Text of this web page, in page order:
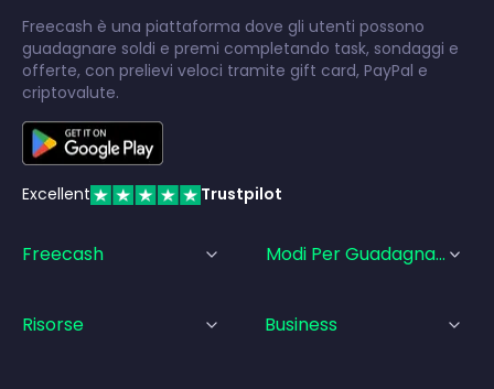
Freecash è una piattaforma dove gli utenti possono
guadagnare soldi e premi completando task, sondaggi e
offerte, con prelievi veloci tramite gift card, PayPal e
criptovalute.
Excellent Trustpilot
Freecash Modi Per Guadagnare
Risorse Business